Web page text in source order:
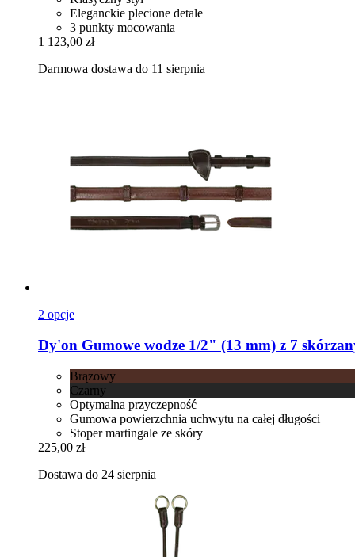
Eleganckie plecione detale
3 punkty mocowania
1 123,00 zł
Darmowa dostawa do 11 sierpnia
2 opcje
Dy'on Gumowe wodze 1/2" (13 mm) z 7
Brązowy
Czarny
Optymalna przyczepność
Gumowa powierzchnia uchwytu na całej długości
Stoper martingale ze skóry
225,00 zł
Dostawa do 24 sierpnia